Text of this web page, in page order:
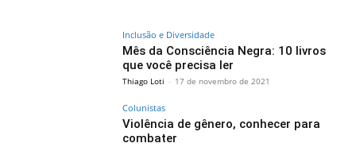
Inclusão e Diversidade
Mês da Consciência Negra: 10 livros
que você precisa ler
Thiago Loti - 17 de novembro de 2021
Colunistas
Violência de gênero, conhecer para
combater